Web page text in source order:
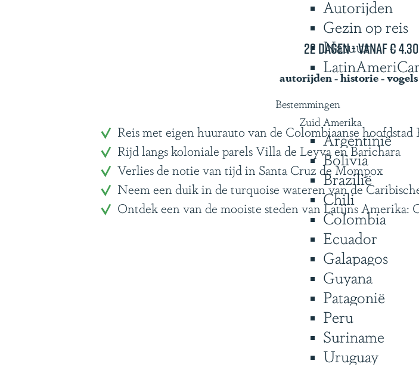
Autorijden
Gezin op reis
Natuur
LatinAmeriCar
Bestemmingen
Zuid Amerika
Argentinië
Bolivia
Brazilië
Chili
Colombia
Ecuador
Galapagos
Guyana
Patagonië
Peru
Suriname
Uruguay
22 dagen - vanaf €
autorijden - historie -
Reis met eigen huurauto van de Colombiaanse hoofdstad
Rijd langs koloniale parels Villa de Leyva en Barichara
Verlies de notie van tijd in Santa Cruz de Mompox
Neem een duik in de turquoise wateren van de
Ontdek een van de mooiste steden van Latijns Amerika: